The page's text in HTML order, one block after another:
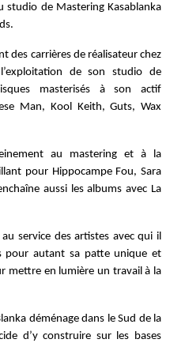
studio de Mastering Kasablanka
des carrières de réalisateur chez
de son studio de
masterisés à son actif
Man, Kool Keith, Guts, Wax
au mastering et à la
pour Hippocampe Fou, Sara
aussi les albums avec La
service des artistes avec qui il
pour autant sa patte unique et
mettre en lumière un travail à la
déménage dans le Sud de la
d’y construire sur les bases